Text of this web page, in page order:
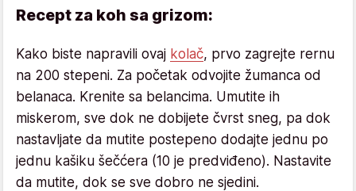
Recept za koh sa grizom:
Kako biste napravili ovaj kolač, prvo zagrejte rernu
na 200 stepeni. Za početak odvojite žumanca od
belanaca. Krenite sa belancima. Umutite ih
miskerom, sve dok ne dobijete čvrst sneg, pa dok
nastavljate da mutite postepeno dodajte jednu po
jednu kašiku šečćera (10 je predviđeno). Nastavite
da mutite, dok se sve dobro ne sjedini.